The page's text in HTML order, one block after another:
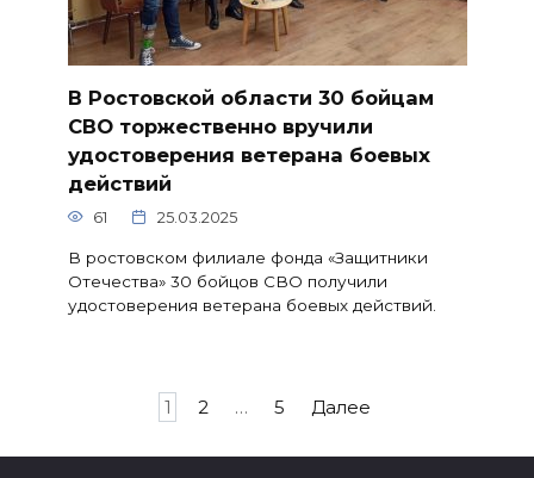
В Ростовской области 30 бойцам
СВО торжественно вручили
удостоверения ветерана боевых
действий
61 25.03.2025
В ростовском филиале фонда «Защитники
Отечества» 30 бойцов СВО получили
удостоверения ветерана боевых действий.
1 2 … 5 Далее